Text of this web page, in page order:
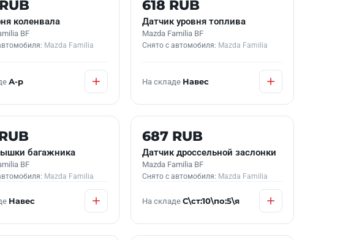
коленвала
BF
Mazda Familia
А-р
618 RUB
Датчик уровня топлива
Mazda Familia BF
Снято с автомобиля: Mazda Familia
На складе Навес
багажника
BF
Mazda Familia
Навес
Б/У В НАЛИЧИИ
687 RUB
Датчик дроссельной заслонки
Mazda Familia BF
Снято с автомобиля: Mazda Familia
На складеС\ст:10\по:5\я